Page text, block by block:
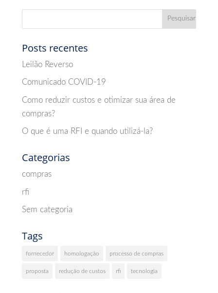
Posts recentes
Leilão Reverso
Comunicado COVID-19
Como reduzir custos e otimizar sua área de
compras?
O que é uma RFI e quando utilizá-la?
Categorias
compras
rfi
Sem categoria
Tags
fornecedor homologação processo de compras
proposta redução de custos rfi tecnologia